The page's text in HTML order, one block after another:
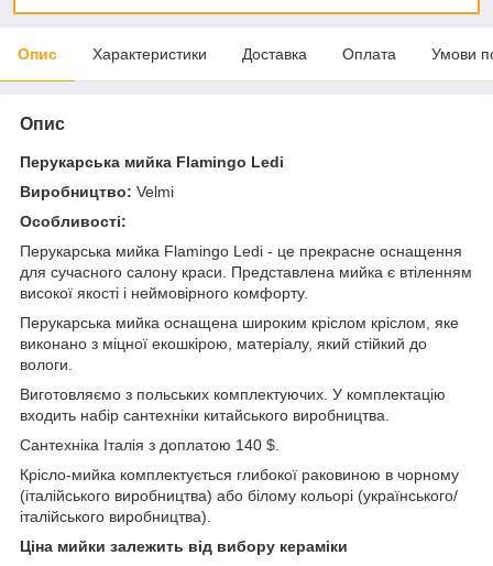
Опис Характеристики Доставка Оплата Умови
Опис
Перукарська мийка Flamingo Ledi
Виробництво: Velmi
Особливості:
Перукарська мийка Flamingo Ledi - це прекрасне оснащення
для сучасного салону краси. Представлена мийка є втіленням
високої якості і неймовірного комфорту.
Перукарська мийка оснащена широким кріслом кріслом, яке
виконано з міцної екошкірою, матеріалу, який стійкий до
вологи.
Виготовляємо з польських комплектуючих. У комплектацію
входить набір сантехніки китайського виробництва.
Сантехніка Італія з доплатою 140 $.
Крісло-мийка комплектується глибокої раковиною в чорному
(італійського виробництва) або білому кольорі (українського/
італійського виробництва).
Ціна мийки залежить від вибору кераміки